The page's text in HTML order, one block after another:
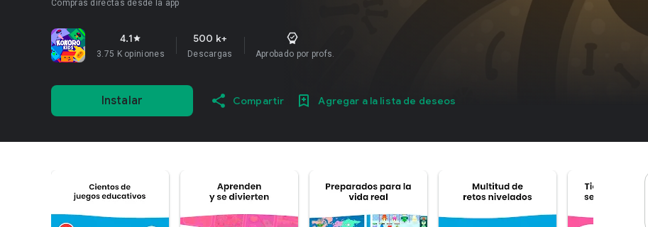
Compras directas desde la app
4.1star
3.75 K opiniones
500 k+
Descargas Aprobado por profs.
Instalar Compartir Agregar a la lista de deseos